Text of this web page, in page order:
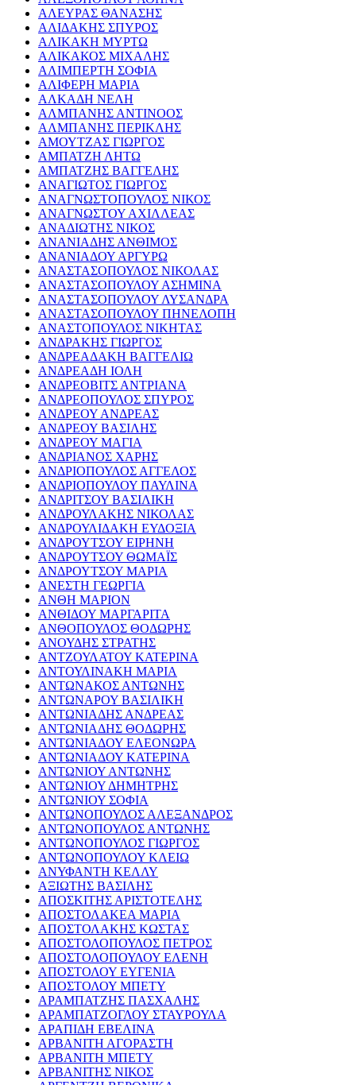
ΑΛΕΥΡΑΣ ΘΑΝΑΣΗΣ
ΑΛΙΔΑΚΗΣ ΣΠΥΡΟΣ
ΑΛΙΚΑΚΗ ΜΥΡΤΩ
ΑΛΙΚΑΚΟΣ ΜΙΧΑΛΗΣ
ΑΛΙΜΠΕΡΤΗ ΣΟΦΙΑ
ΑΛΙΦΕΡΗ ΜΑΡΙΑ
ΑΛΚΑΔΗ ΝΕΛΗ
ΑΛΜΠΑΝΗΣ ΑΝΤΙΝΟΟΣ
ΑΛΜΠΑΝΗΣ ΠΕΡΙΚΛΗΣ
ΑΜΟΥΤΖΑΣ ΓΙΩΡΓΟΣ
ΑΜΠΑΤΖΗ ΛΗΤΩ
ΑΜΠΑΤΖΗΣ ΒΑΓΓΕΛΗΣ
ΑΝΑΓΙΩΤΟΣ ΓΙΩΡΓΟΣ
ΑΝΑΓΝΩΣΤΟΠΟΥΛΟΣ ΝΙΚΟΣ
ΑΝΑΓΝΩΣΤΟΥ ΑΧΙΛΛΕΑΣ
ΑΝΑΔΙΩΤΗΣ ΝΙΚΟΣ
ΑΝΑΝΙΑΔΗΣ ΑΝΘΙΜΟΣ
ΑΝΑΝΙΑΔΟΥ ΑΡΓΥΡΩ
ΑΝΑΣΤΑΣΟΠΟΥΛΟΣ ΝΙΚΟΛΑΣ
ΑΝΑΣΤΑΣΟΠΟΥΛΟΥ ΑΣΗΜΙΝΑ
ΑΝΑΣΤΑΣΟΠΟΥΛΟΥ ΛΥΣΑΝΔΡΑ
ΑΝΑΣΤΑΣΟΠΟΥΛΟΥ ΠΗΝΕΛΟΠΗ
ΑΝΑΣΤΟΠΟΥΛΟΣ ΝΙΚΗΤΑΣ
ΑΝΔΡΑΚΗΣ ΓΙΩΡΓΟΣ
ΑΝΔΡΕΑΔΑΚΗ ΒΑΓΓΕΛΙΩ
ΑΝΔΡΕΑΔΗ ΙΟΛΗ
ΑΝΔΡΕΟΒΙΤΣ ΑΝΤΡΙΑΝΑ
ΑΝΔΡΕΟΠΟΥΛΟΣ ΣΠΥΡΟΣ
ΑΝΔΡΕΟΥ ΑΝΔΡΕΑΣ
ΑΝΔΡΕΟΥ ΒΑΣΙΛΗΣ
ΑΝΔΡΕΟΥ ΜΑΓΙΑ
ΑΝΔΡΙΑΝΟΣ ΧΑΡΗΣ
ΑΝΔΡΙΟΠΟΥΛΟΣ ΑΓΓΕΛΟΣ
ΑΝΔΡΙΟΠΟΥΛΟΥ ΠΑΥΛΙΝΑ
ΑΝΔΡΙΤΣΟΥ ΒΑΣΙΛΙΚΗ
ΑΝΔΡΟΥΛΑΚΗΣ ΝΙΚΟΛΑΣ
ΑΝΔΡΟΥΛΙΔΑΚΗ ΕΥΔΟΞΙΑ
ΑΝΔΡΟΥΤΣΟΥ ΕΙΡΗΝΗ
ΑΝΔΡΟΥΤΣΟΥ ΘΩΜΑΪΣ
ΑΝΔΡΟΥΤΣΟΥ ΜΑΡΙΑ
ΑΝΕΣΤΗ ΓΕΩΡΓΙΑ
ΑΝΘΗ ΜΑΡΙΟΝ
ΑΝΘΙΔΟΥ ΜΑΡΓΑΡΙΤΑ
ΑΝΘΟΠΟΥΛΟΣ ΘΟΔΩΡΗΣ
ΑΝΟΥΔΗΣ ΣΤΡΑΤΗΣ
ΑΝΤΖΟΥΛΑΤΟΥ ΚΑΤΕΡΙΝΑ
ΑΝΤΟΥΛΙΝΑΚΗ ΜΑΡΙΑ
ΑΝΤΩΝΑΚΟΣ ΑΝΤΩΝΗΣ
ΑΝΤΩΝΑΡΟΥ ΒΑΣΙΛΙΚΗ
ΑΝΤΩΝΙΑΔΗΣ ΑΝΔΡΕΑΣ
ΑΝΤΩΝΙΑΔΗΣ ΘΟΔΩΡΗΣ
ΑΝΤΩΝΙΑΔΟΥ ΕΛΕΟΝΩΡΑ
ΑΝΤΩΝΙΑΔΟΥ ΚΑΤΕΡΙΝΑ
ΑΝΤΩΝΙΟΥ ΑΝΤΩΝΗΣ
ΑΝΤΩΝΙΟΥ ΔΗΜΗΤΡΗΣ
ΑΝΤΩΝΙΟΥ ΣΟΦΙΑ
ΑΝΤΩΝΟΠΟΥΛΟΣ ΑΛΕΞΑΝΔΡΟΣ
ΑΝΤΩΝΟΠΟΥΛΟΣ ΑΝΤΩΝΗΣ
ΑΝΤΩΝΟΠΟΥΛΟΣ ΓΙΩΡΓΟΣ
ΑΝΤΩΝΟΠΟΥΛΟΥ ΚΛΕΙΩ
ΑΝΥΦΑΝΤΗ ΚΕΛΛΥ
ΑΞΙΩΤΗΣ ΒΑΣΙΛΗΣ
ΑΠΟΣΚΙΤΗΣ ΑΡΙΣΤΟΤΕΛΗΣ
ΑΠΟΣΤΟΛΑΚΕΑ ΜΑΡΙΑ
ΑΠΟΣΤΟΛΑΚΗΣ ΚΩΣΤΑΣ
ΑΠΟΣΤΟΛΟΠΟΥΛΟΣ ΠΕΤΡΟΣ
ΑΠΟΣΤΟΛΟΠΟΥΛΟΥ ΕΛΕΝΗ
ΑΠΟΣΤΟΛΟΥ ΕΥΓΕΝΙΑ
ΑΠΟΣΤΟΛΟΥ ΜΠΕΤΥ
ΑΡΑΜΠΑΤΖΗΣ ΠΑΣΧΑΛΗΣ
ΑΡΑΜΠΑΤΖΟΓΛΟΥ ΣΤΑΥΡΟΥΛΑ
ΑΡΑΠΙΔΗ ΕΒΕΛΙΝΑ
ΑΡΒΑΝΙΤΗ ΑΓΟΡΑΣΤΗ
ΑΡΒΑΝΙΤΗ ΜΠΕΤΥ
ΑΡΒΑΝΙΤΗΣ ΝΙΚΟΣ